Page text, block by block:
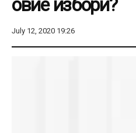
овие избори?
July 12, 2020 19:26